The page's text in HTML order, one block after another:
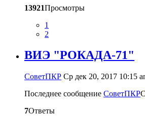
13921Просмотры
1
2
ВИЭ "РОКАДА-71"
CоветПКР Ср дек 20, 2017 10:15
Последнее сообщение CоветПКР
7Ответы